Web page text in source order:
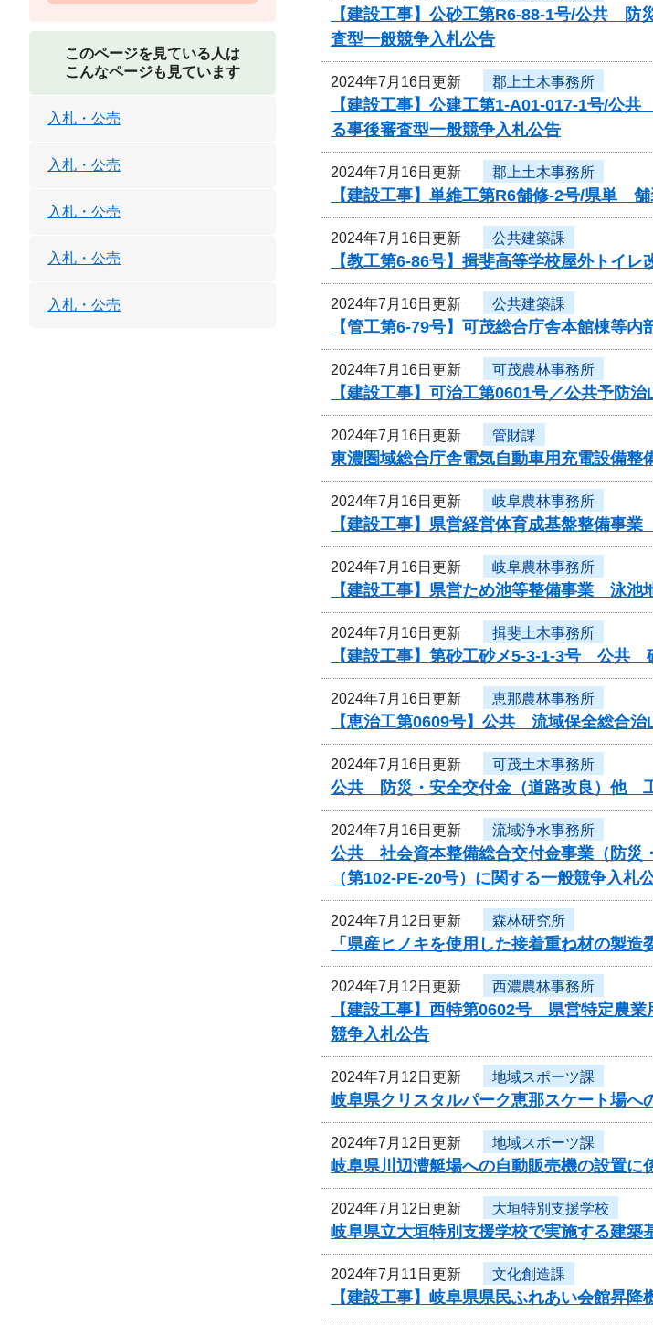
【建設工事】公砂工第R6-88-1号/公共 防
査型一般競争入札公告
2024年7月16日更新 郡上土木事務所
【建設工事】公建工第1-A01-017-1号/公
る事後審査型一般競争入札公告
2024年7月16日更新 郡上土木事務所
【建設工事】単維工第R6舗修-2号/県単
2024年7月16日更新 公共建築課
【教工第6-86号】揖斐高等学校屋外トイ
2024年7月16日更新 公共建築課
【管工第6-79号】可茂総合庁舎本館棟等
2024年7月16日更新 可茂農林事務所
【建設工事】可治工第0601号／公共予防
2024年7月16日更新 管財課
東濃圏域総合庁舎電気自動車用充電設備整
2024年7月16日更新 岐阜農林事務所
【建設工事】県営経営体育成基盤整備事
2024年7月16日更新 岐阜農林事務所
【建設工事】県営ため池等整備事業 泳
2024年7月16日更新 揖斐土木事務所
【建設工事】第砂工砂メ5-3-1-3号 公共
2024年7月16日更新 恵那農林事務所
【恵治工第0609号】公共 流域保全総合
2024年7月16日更新 可茂土木事務所
公共 防災・安全交付金（道路改良）他
2024年7月16日更新 流域浄水事務所
公共 社会資本整備総合交付金事業（防災
（第102-PE-20号）に関する一般競争入札
2024年7月12日更新 森林研究所
「県産ヒノキを使用した接着重ね材の製
2024年7月12日更新 西濃農林事務所
【建設工事】西特第0602号 県営特定農
競争入札公告
2024年7月12日更新 地域スポーツ課
岐阜県クリスタルパーク恵那スケート場
2024年7月12日更新 地域スポーツ課
岐阜県川辺漕艇場への自動販売機の設置に
2024年7月12日更新 大垣特別支援学校
岐阜県立大垣特別支援学校で実施する建
2024年7月11日更新 文化創造課
【建設工事】岐阜県県民ふれあい会館昇
このページを見ている人は
こんなページも見ています
入札・公売
入札・公売
入札・公売
入札・公売
入札・公売